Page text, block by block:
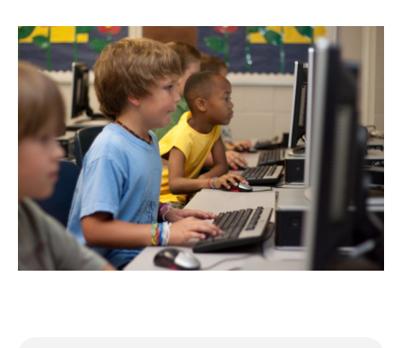
b
o
o
k
r eta